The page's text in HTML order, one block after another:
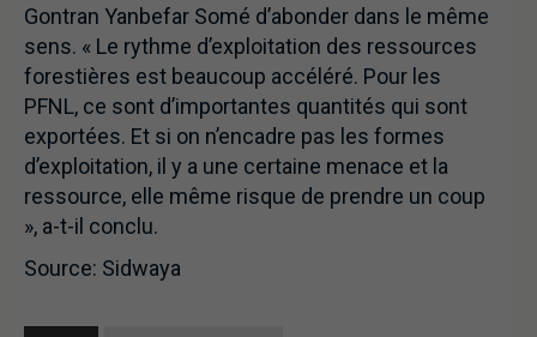
Gontran Yanbefar Somé d’abonder dans le même
sens. « Le rythme d’exploitation des ressources
forestières est beaucoup accéléré. Pour les
PFNL, ce sont d’importantes quantités qui sont
exportées. Et si on n’encadre pas les formes
d’exploitation, il y a une certaine menace et la
ressource, elle même risque de prendre un coup
», a-t-il conclu.
Source: Sidwaya